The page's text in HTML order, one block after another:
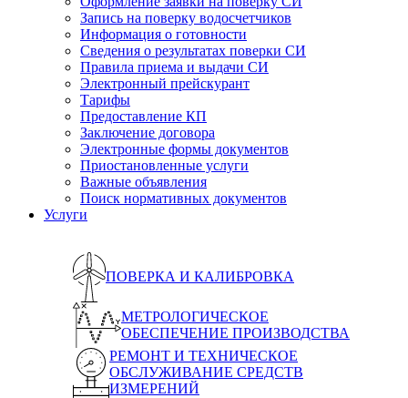
Запись на поверку водосчетчиков
Информация о готовности
Сведения о результатах поверки СИ
Правила приема и выдачи СИ
Электронный прейскурант
Тарифы
Предоставление КП
Заключение договора
Электронные формы документов
Приостановленные услуги
Важные объявления
Поиск нормативных документов
Услуги
ПОВЕРКА И КАЛИБРОВКА
МЕТРОЛОГИЧЕСКОЕ
ОБЕСПЕЧЕНИЕ ПРОИЗВОДСТВА
РЕМОНТ И ТЕХНИЧЕСКОЕ
ОБСЛУЖИВАНИЕ СРЕДСТВ
ИЗМЕРЕНИЙ